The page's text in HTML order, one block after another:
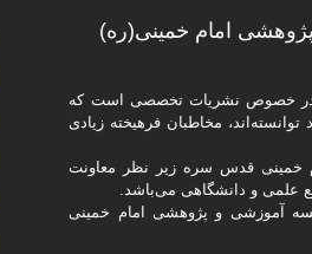
امام خمینی(ره)
در خصوص نشریات تخصصی است که
مخاطبان فرهیخته‌ زیادی
خمینی قدس سره زیر نظر معاونت
آموزشی و پژوهشی امام خمینی